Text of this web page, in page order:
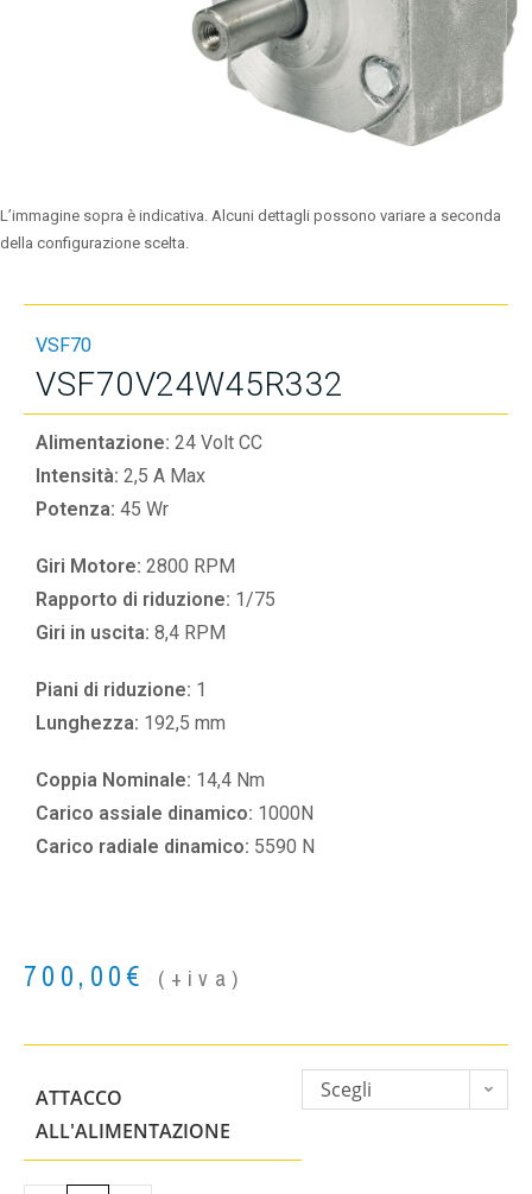
L’immagine sopra è indicativa. Alcuni dettagli possono variare a seconda
della configurazione scelta.
VSF70
VSF70V24W45R332
Alimentazione: 24 Volt CC
Intensità: 2,5 A Max
Potenza: 45 Wr
Giri Motore: 2800 RPM
Rapporto di riduzione: 1/75
Giri in uscita: 8,4 RPM
Piani di riduzione: 1
Lunghezza: 192,5 mm
Coppia Nominale: 14,4 Nm
Carico assiale dinamico: 1000N
Carico radiale dinamico: 5590 N
700,00€ (+iva)
ATTACCO
ALL'ALIMENTAZIONE
Scegli